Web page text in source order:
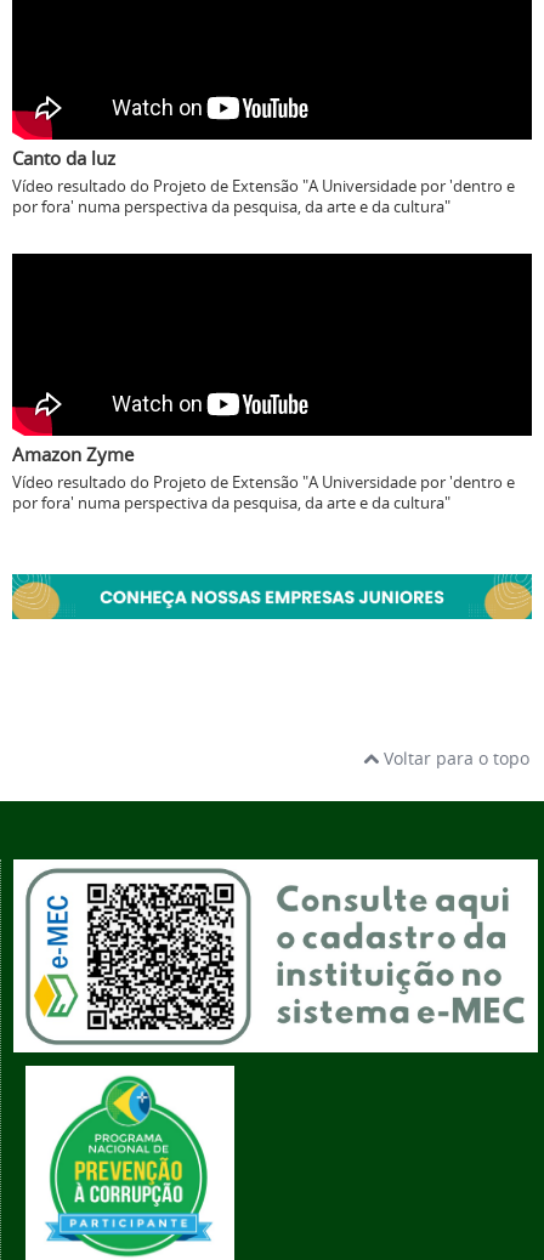
Canto da luz
Vídeo resultado do Projeto de Extensão "A Universidade por 'dentro e
por fora' numa perspectiva da pesquisa, da arte e da cultura"
Amazon Zyme
Vídeo resultado do Projeto de Extensão "A Universidade por 'dentro e
por fora' numa perspectiva da pesquisa, da arte e da cultura"
Voltar para o topo